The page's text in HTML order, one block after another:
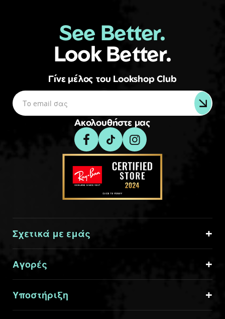
See Better.
Look Better.
Γίνε μέλος του Lookshop Club
Ακολουθήστε μας
Σχετικά με εμάς
Αγορές
Υποστήριξη